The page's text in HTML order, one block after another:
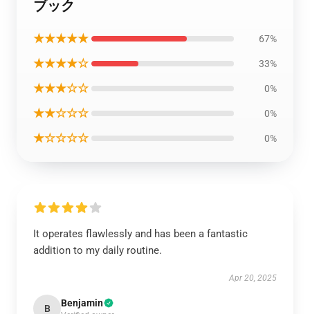
ブック
★★★★★ 67%
★★★★☆ 33%
★★★☆☆ 0%
★★☆☆☆ 0%
★☆☆☆☆ 0%
It operates flawlessly and has been a fantastic
addition to my daily routine.
Apr 20, 2025
B Benjamin